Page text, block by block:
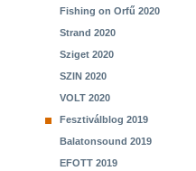
Fishing on Orfű 2020
Strand 2020
Sziget 2020
SZIN 2020
VOLT 2020
Fesztiválblog 2019
Balatonsound 2019
EFOTT 2019